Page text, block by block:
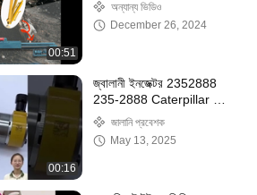
00:51
অন্যান্য ভিডিও
December 26, 2024
00:16
জ্বালানী ইনজেক্টর 2352888
235-2888 Caterpillar C9
C-9 ইঞ্জিনের অংশগুলির জন্য
আবেদন সাধারণ রেল ইনজেক্টর
জালানি প্রবেশক
May 13, 2025